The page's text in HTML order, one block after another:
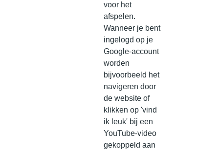
voor het
afspelen.
Wanneer je bent
ingelogd op je
Google-account
worden
bijvoorbeeld het
navigeren door
de website of
klikken op 'vind
ik leuk' bij een
YouTube-video
gekoppeld aan